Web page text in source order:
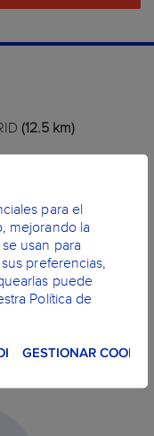
(12.5 km)
las 21h. Sábados de
para el
mejorando la
usan para
preferencias,
puede
Política de
GESTIONAR